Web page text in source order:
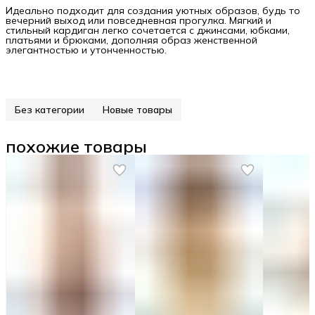
Идеально подходит для создания уютных образов, будь то
вечерний выход или повседневная прогулка. Мягкий и
стильный кардиган легко сочетается с джинсами, юбками,
платьями и брюками, дополняя образ женственной
элегантностью и утонченностью.
Без категории Новые товары
похожие товары